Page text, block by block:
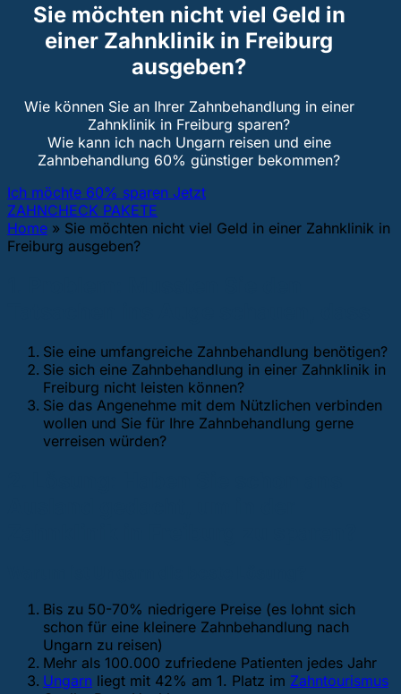
Sie möchten nicht viel Geld in
einer Zahnklinik in Freiburg
ausgeben?
Wie können Sie an Ihrer Zahnbehandlung in einer
Zahnklinik in Freiburg sparen?
Wie kann ich nach Ungarn reisen und eine
Zahnbehandlung 60% günstiger bekommen?
Ich möchte 60% sparen Jetzt
ZAHNCHECK PAKETE
Home » Sie möchten nicht viel Geld in einer Zahnklinik in
Freiburg ausgeben?
Sie eine umfangreiche Zahnbehandlung benötigen?
Sie sich eine Zahnbehandlung in einer Zahnklinik in
Freiburg nicht leisten können?
Sie das Angenehme mit dem Nützlichen verbinden
wollen und Sie für Ihre Zahnbehandlung gerne
verreisen würden?
Bis zu 50-70% niedrigere Preise (es lohnt sich
schon für eine kleinere Zahnbehandlung nach
Ungarn zu reisen)
Mehr als 100.000 zufriedene Patienten jedes Jahr
Ungarn liegt mit 42% am 1. Platz im Zahntourismus